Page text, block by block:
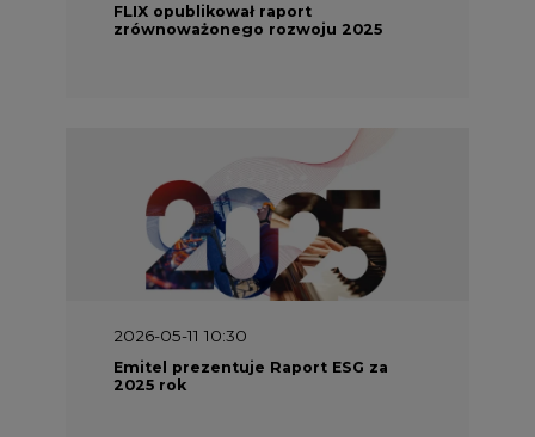
FLIX opublikował raport
zrównoważonego rozwoju 2025
2026-05-11 10:30
Emitel prezentuje Raport ESG za
2025 rok